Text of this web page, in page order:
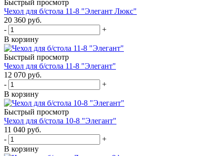
Быстрый просмотр
Чехол для б/стола 11-8 "Элегант Люкс"
20 360 руб.
-
+
В корзину
Быстрый просмотр
Чехол для б/стола 11-8 "Элегант"
12 070 руб.
-
+
В корзину
Быстрый просмотр
Чехол для б/стола 10-8 "Элегант"
11 040 руб.
-
+
В корзину